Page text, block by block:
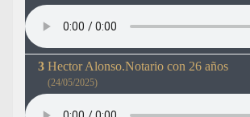
Hector Alonso.Notario con 26 años
(24/05/2025)